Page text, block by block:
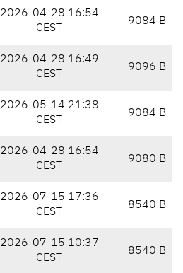
2026-04-28 16:54
CEST
9084 B
2026-04-28 16:49
CEST
9096 B
2026-05-14 21:38
CEST
9084 B
2026-04-28 16:54
CEST
9080 B
2026-07-15 17:36
CEST
8540 B
2026-07-15 10:37
CEST
8540 B